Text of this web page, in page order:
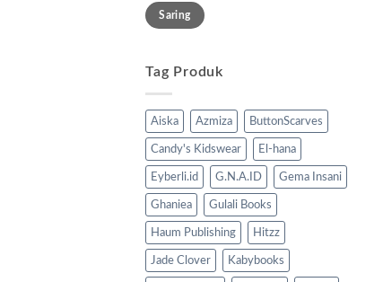
Harga
terendah
Harga
tertinggi
Saring
Tag Produk
Aiska Azmiza ButtonScarves
Candy's Kidswear El-hana
Eyberli.id G.N.A.ID Gema Insani
Ghaniea Gulali Books
Haum Publishing Hitzz
Jade Clover Kabybooks